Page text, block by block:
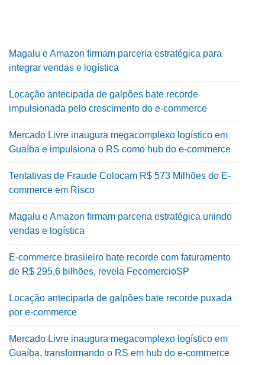
Magalu e Amazon firmam parceria estratégica para
integrar vendas e logística
Locação antecipada de galpões bate recorde
impulsionada pelo crescimento do e-commerce
Mercado Livre inaugura megacomplexo logístico em
Guaíba e impulsiona o RS como hub do e-commerce
Tentativas de Fraude Colocam R$ 573 Milhões do E-
commerce em Risco
Magalu e Amazon firmam parceria estratégica unindo
vendas e logística
E-commerce brasileiro bate recorde com faturamento
de R$ 295,6 bilhões, revela FecomercioSP
Locação antecipada de galpões bate recorde puxada
por e-commerce
Mercado Livre inaugura megacomplexo logístico em
Guaíba, transformando o RS em hub do e-commerce